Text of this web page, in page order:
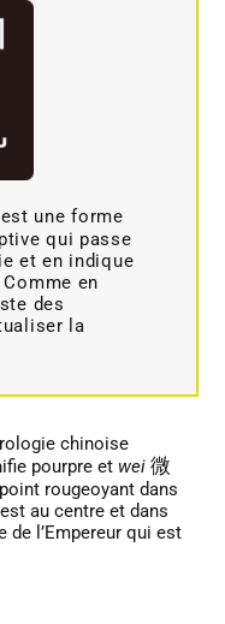
est une forme
qui passe
et en indique
en
des
la
chinoise
pourpre et wei 微
rougeoyant dans
au centre et dans
de l’Empereur qui est